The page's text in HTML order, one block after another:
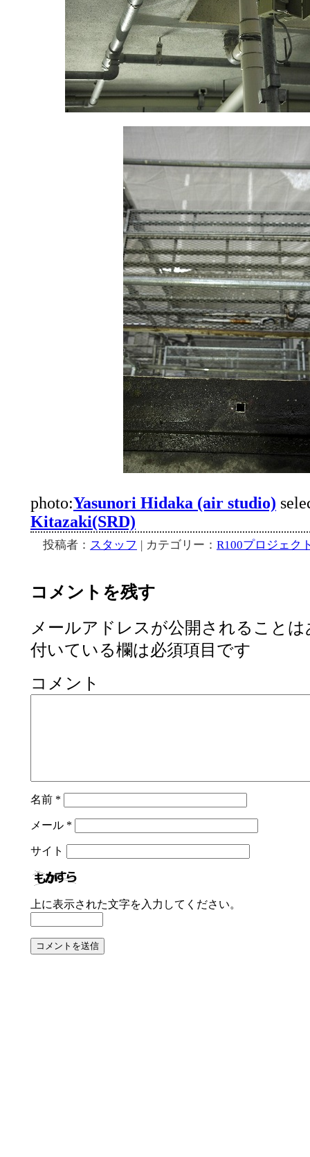
photo:Yasunori Hidaka (air studio)
Kitazaki(SRD)
投稿者： スタッフ | カテゴリー： R100プロジェク
コメントを残す
メールアドレスが公開されること
付いている欄は必須項目です
コメント
名前 *
メール *
サイト
上に表示された文字を入力してください。